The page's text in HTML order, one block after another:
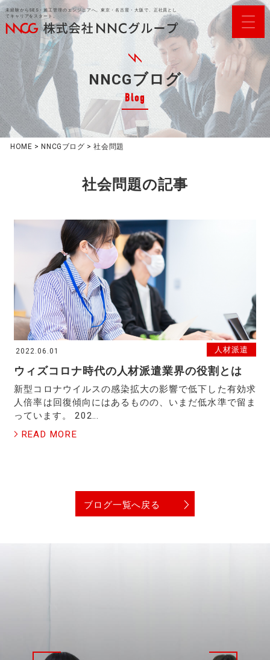
未経験からSES・施工管理のエンジニアへ。東京・名古屋・大阪で、正社員とし
てキャリアをスタート。
NNCGブログ
Blog
HOME > NNCGブログ >社会問題
社会問題の記事
2022.06.01 人材派遣
ウィズコロナ時代の人材派遣業界の役割とは
新型コロナウイルスの感染拡大の影響で低下した有効求
人倍率は回復傾向にはあるものの、いまだ低水準で留ま
っています。 202…
READ MORE
ブログ一覧へ戻る